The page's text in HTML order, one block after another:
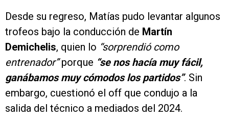
Desde su regreso, Matías pudo levantar algunos
trofeos bajo la conducción de Martín
Demichelis, quien lo “sorprendió como
entrenador”porque “se nos hacía muy fácil,
ganábamos muy cómodos los partidos”. Sin
embargo, cuestionó el off que condujo a la
salida del técnico a mediados del 2024.